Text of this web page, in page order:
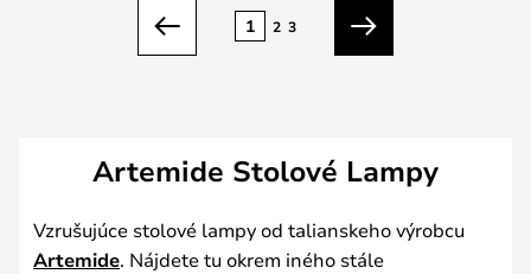
Predchádzajúci
1 2 3
Ďalší
Artemide Stolové Lampy
Vzrušujúce stolové lampy od talianskeho výrobcu
Artemide. Nájdete tu okrem iného stále